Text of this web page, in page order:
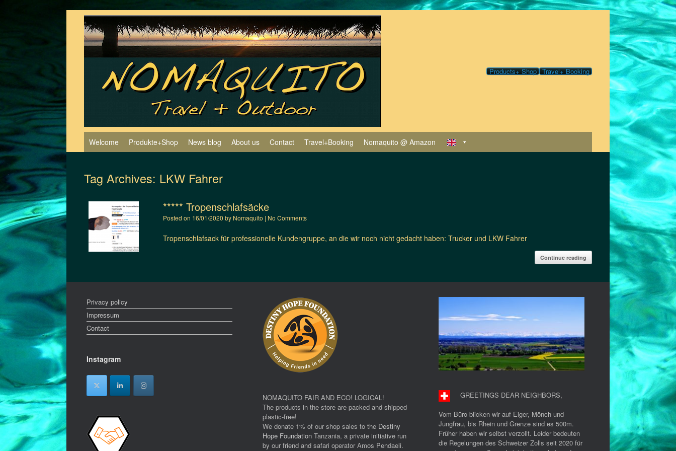
content
Products+ Shop Travel+ Booking
Welcome Produkte+Shop News blog About us Contact Travel+Booking Nomaquito @ Amazon
Tag Archives: LKW Fahrer
***** Tropenschlafsäcke
Posted on 16/01/2020 by Nomaquito | No Comments
Tropenschlafsack für professionelle Kundengruppe, an die wir noch nicht gedacht haben: Trucker und LKW Fahrer
Continue reading
Privacy policy
Impressum
Contact
Instagram
NOMAQUITO FAIR AND ECO! LOGICAL!
The products in the store are packed and shipped
plastic-free!
We donate 1% of our shop sales to the Destiny
Hope Foundation Tanzania, a private initiative run
by our friend and safari operator Amos Pendaeli.
GREETINGS DEAR NEIGHBORS,
Vom Büro blicken wir auf Eiger, Mönch und
Jungfrau, bis Rhein und Grenze sind es 500m.
Früher haben wir selbst verzollt. Leider bedeuten
die Regelungen des Schweizer Zolls seit 2020 für